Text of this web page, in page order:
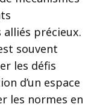
précieux.
souvent
les défis
d’un espace
les normes en